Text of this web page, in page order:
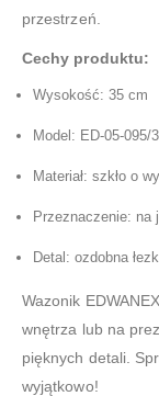
przestrzeń.
Cechy produktu:
Wysokość: 35 cm
Model: ED-05-095/
Materiał: szkło o
Przeznaczenie: na
Detal: ozdobna
Wazonik
wnętrza lub na
pięknych detali.
wyjątkowo!